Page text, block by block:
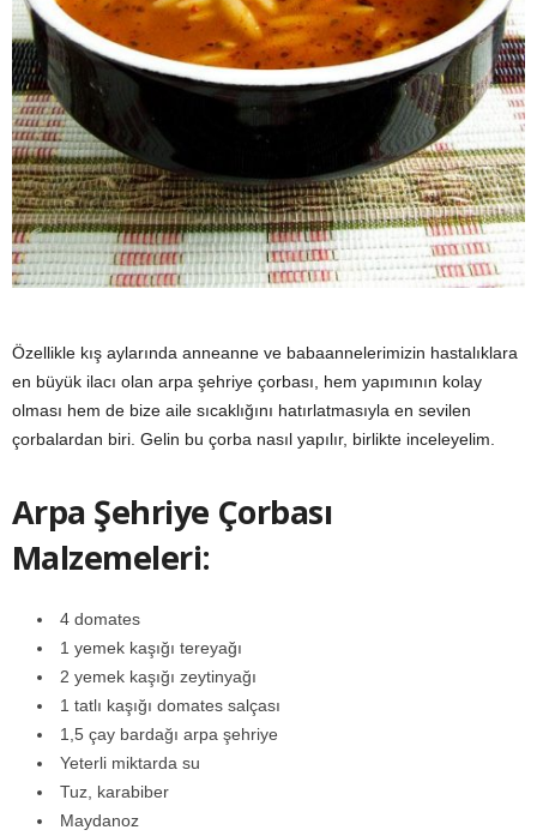
Özellikle kış aylarında anneanne ve babaannelerimizin hastalıklara
en büyük ilacı olan arpa şehriye çorbası, hem yapımının kolay
olması hem de bize aile sıcaklığını hatırlatmasıyla en sevilen
çorbalardan biri. Gelin bu çorba nasıl yapılır, birlikte inceleyelim.
Arpa Şehriye Çorbası
Malzemeleri:
4 domates
1 yemek kaşığı tereyağı
2 yemek kaşığı zeytinyağı
1 tatlı kaşığı domates salçası
1,5 çay bardağı arpa şehriye
Yeterli miktarda su
Tuz, karabiber
Maydanoz